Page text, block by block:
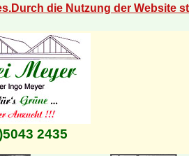
die Nutzung der Website
2435